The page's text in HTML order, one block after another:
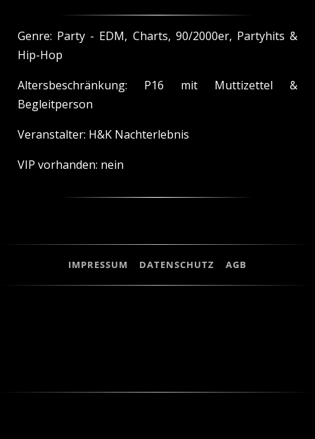
Genre: Party - EDM, Charts, 90/2000er, Partyhits &
Hip-Hop
Altersbeschränkung: P16 mit Muttizettel &
Begleitperson
Veranstalter: H&K Nachterlebnis
VIP vorhanden: nein
IMPRESSUM DATENSCHUTZ AGB